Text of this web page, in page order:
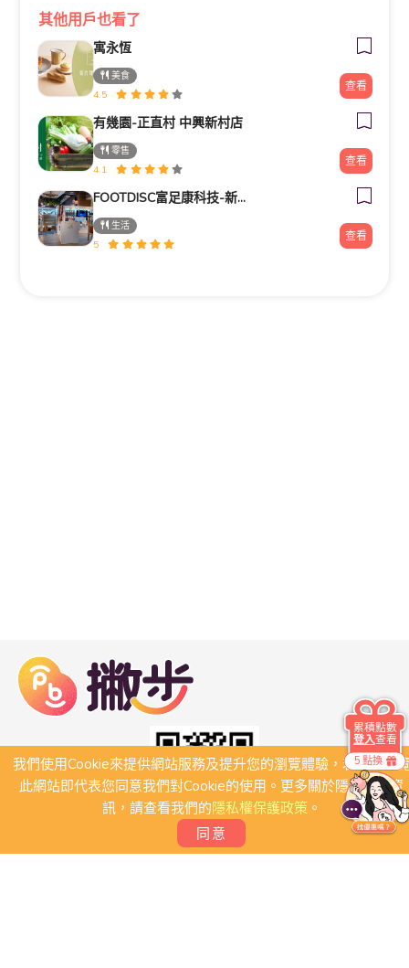
其他用戶也看了
寓永恆
美食
4.5
查看
有幾園-正直村 中興新村店
零售
4.1
查看
FOOTDISC富足康科技-新光三越-西門店
生活
5
查看
我們使用Cookie來提供網站服務及提升您的瀏覽體驗，若繼續瀏
此網站即代表您同意我們對Cookie的使用。更多關於隱私保護資
訊，請查看我們的隱私權保護政策。
同意
5 點換
累積點數
登入查看